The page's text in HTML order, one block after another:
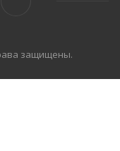
защищены.